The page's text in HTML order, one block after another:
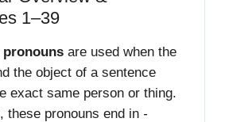
1–39
pronounsare used when the
the object of a sentence
exact same person or thing.
these pronouns end in -